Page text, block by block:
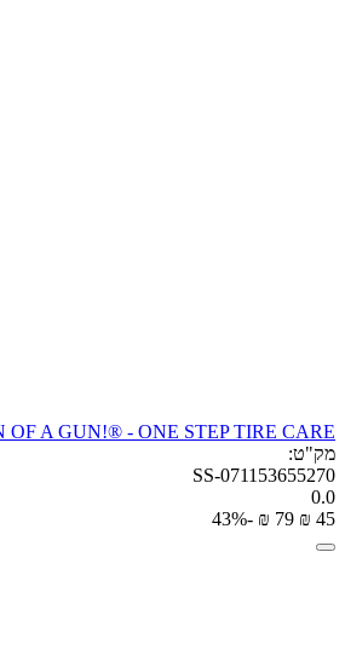
OF A GUN!® - ONE STEP TIRE CARE
מק"ט:
SS-071153655270
0.0
₪ ‍45‍
₪ ‍79‍
-43%